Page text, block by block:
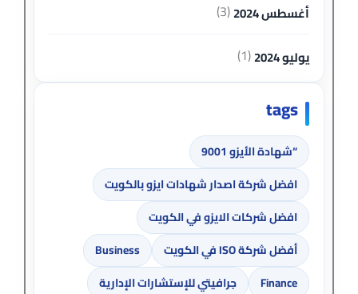
أغسطس 2024 (3)
يوليو 2024 (1)
tags
“شهادة الأيزو 9001
افضل شركة اصدار شهادات ايزو بالكويت
افضل شركات الايزو في الكويت
أفضل شركة ISO في الكويت
Business
Finance
جرافيتي للإستشارات الإدارية